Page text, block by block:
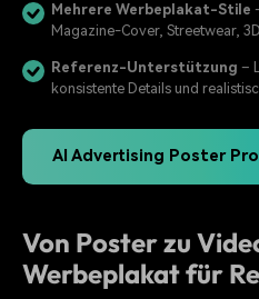
Mehrere Werbeplakat-Stile
Magazine-Cover, Streetwear,
Referenz-Unterstützung –
konsistente Details und
AI Advertising Poster
Von Poster zu
Werbeplakat für